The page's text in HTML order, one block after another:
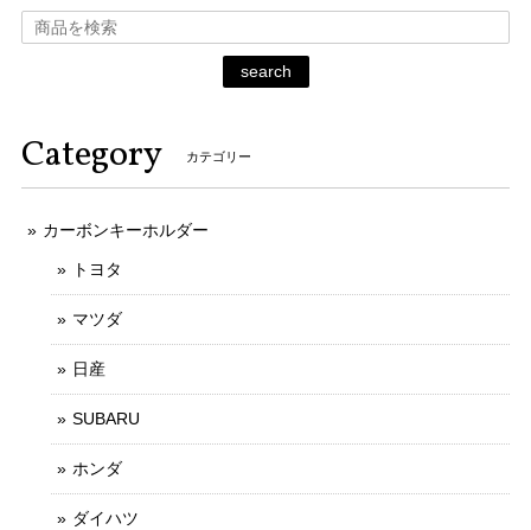
search
Category カテゴリー
カーボンキーホルダー
トヨタ
マツダ
日産
SUBARU
ホンダ
ダイハツ